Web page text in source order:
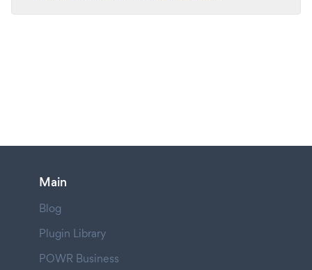
Main
Blog
Plugin Library
POWR Business